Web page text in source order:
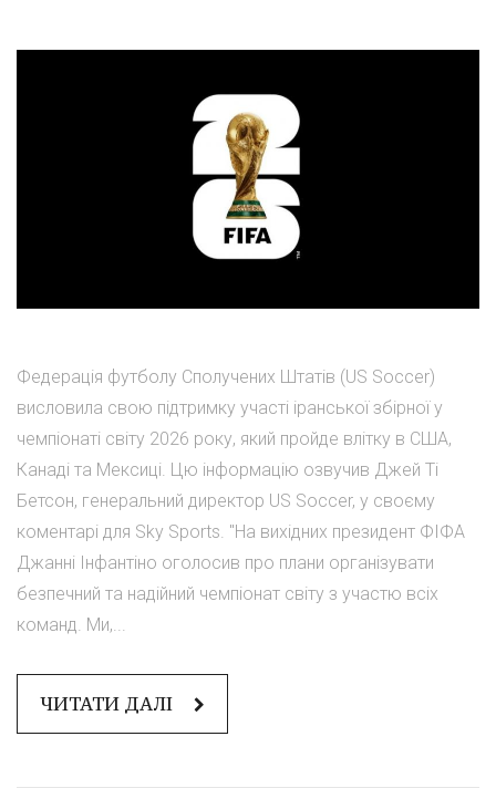
Федерація футболу Сполучених Штатів (US Soccer)
висловила свою підтримку участі іранської збірної у
чемпіонаті світу 2026 року, який пройде влітку в США,
Канаді та Мексиці. Цю інформацію озвучив Джей Ті
Бетсон, генеральний директор US Soccer, у своєму
коментарі для Sky Sports. "На вихідних президент ФІФА
Джанні Інфантіно оголосив про плани організувати
безпечний та надійний чемпіонат світу з участю всіх
команд. Ми,...
ЧИТАТИ ДАЛІ